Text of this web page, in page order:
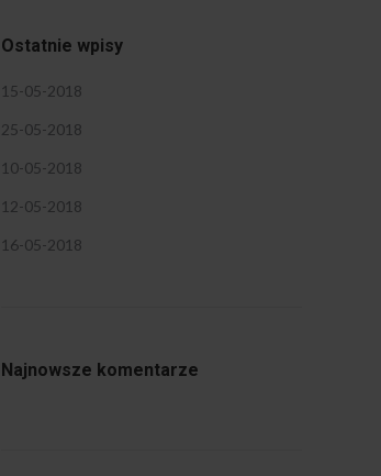
Ostatnie wpisy
15-05-2018
25-05-2018
10-05-2018
12-05-2018
16-05-2018
Najnowsze komentarze